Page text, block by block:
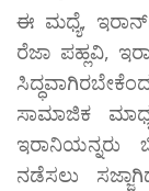
ಈ ಮಧ್ಯೆ,
ರೆಜಾ ಪಹ್ಲವಿ,
ಸಾಮಾಜಿಕ
ಇರಾನಿಯನ್ನರು
ನಡೆಸಲು